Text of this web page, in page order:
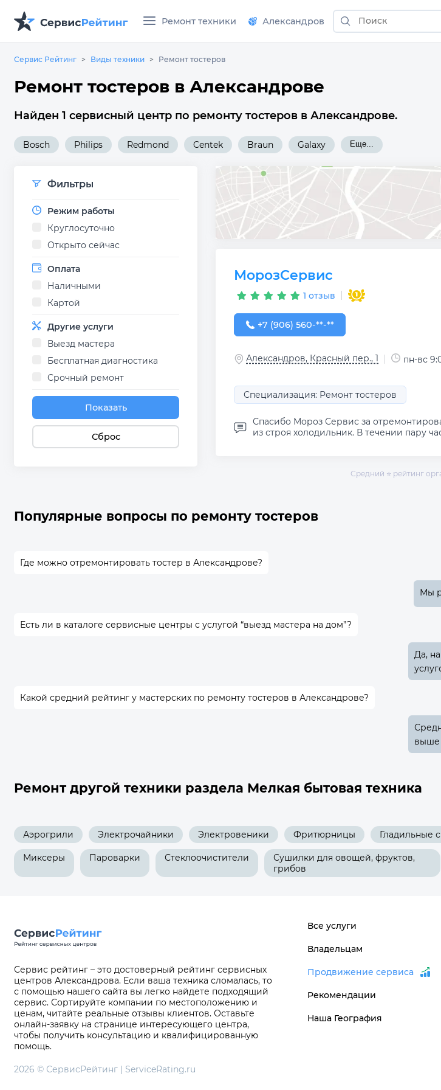
Ремонт техники Александров
Сервис Рейтинг Виды техники Ремонт тостеров
Ремонт тостеров в Александрове
Найден 1 сервисный центр по ремонту тостеров в Александрове.
Bosch Philips Redmond Centek Braun Galaxy Еще...
Фильтры
Режим работы
Круглосуточно
Открыто сейчас
Оплата
Наличными
Картой
Другие услуги
Выезд мастера
Бесплатная диагностика
Срочный ремонт
Показать
Сброс
МорозСервис
1 отзыв
+7 (906) 560-00-84
+7 (906) 560-**-**
Александров, Красный пер., 1 пн-вс
Специализация: Ремонт тостеров
Спасибо Мороз Сервис за
из строя холодильник. В течении пару
Средний ⭐ рейтинг
Популярные вопросы по ремонту тостеров
Где можно отремонтировать тостер в Александрове?
Мы
Есть ли в каталоге сервисные центры с услугой “выезд мастера на дом”?
Да,
Какой средний рейтинг у мастерских по ремонту тостеров в Александрове?
выше
Ремонт другой техники раздела Мелкая бытовая техника
Аэрогрили Электрочайники Электровеники Фритюрницы Гладильные
Миксеры Пароварки Стеклоочистители
Сушилки для овощей, фруктов,
грибов
Сервис рейтинг – это достоверный рейтинг сервисных
центров Александрова. Если ваша техника сломалась, то
с помощью нашего сайта вы легко найдете подходящий
сервис. Сортируйте компании по местоположению и
ценам, читайте реальные отзывы клиентов. Оставьте
онлайн-заявку на странице интересующего центра,
чтобы получить консультацию и квалифицированную
помощь.
2026 © СервисРейтинг | ServiceRating.ru
Все услуги
Владельцам
Продвижение сервиса
Рекомендации
Наша География